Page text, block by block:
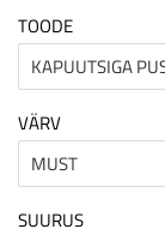
TOODE
VÄRV
SUURUS